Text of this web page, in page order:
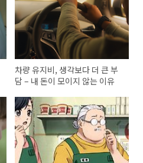
차량 유지비, 생각보다 더 큰 부
담 – 내 돈이 모이지 않는 이유